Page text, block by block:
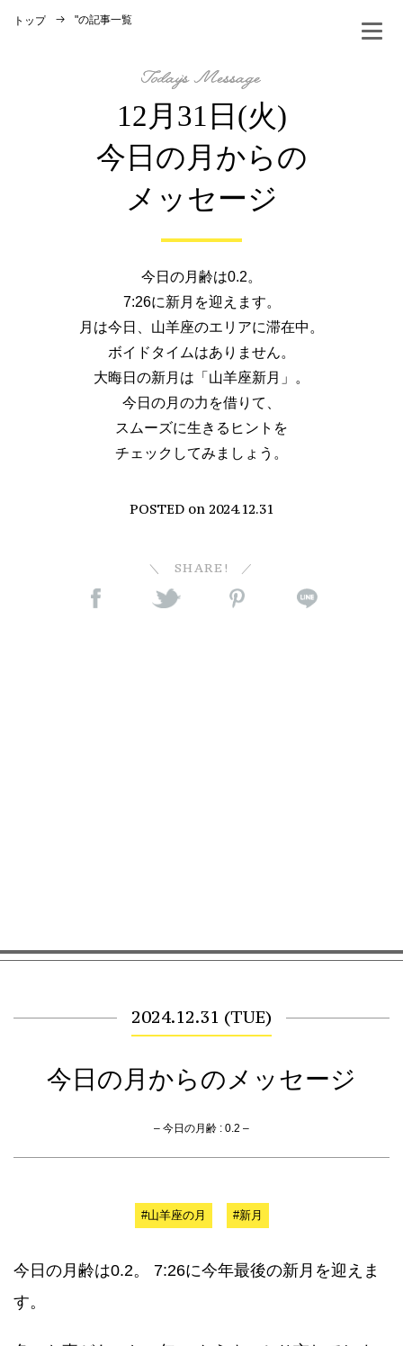
トップ "の記事一覧
12月31日(火)
今日の月からの
メッセージ
今日の月齢は0.2。
7:26に新月を迎えます。
月は今日、山羊座のエリアに滞在中。
ボイドタイムはありません。
大晦日の新月は「山羊座新月」。
今日の月の力を借りて、
スムーズに生きるヒントを
チェックしてみましょう。
POSTED on 2024.12.31
SHARE!
2024.12.31 (TUE)
今日の月からのメッセージ
– 今日の月齢 : 0.2 –
#山羊座の月 #新月
今日の月齢は0.2。 7:26に今年最後の新月を迎えま
す。